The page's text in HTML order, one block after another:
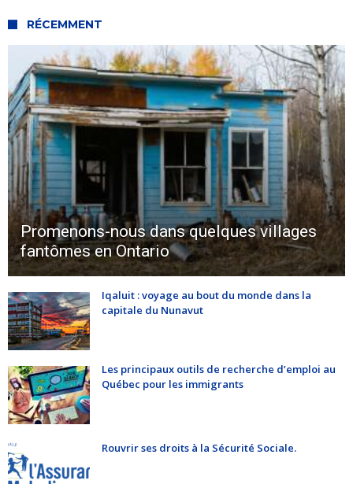
RÉCEMMENT
Promenons-nous dans quelques villages
fantômes en Ontario
Iqaluit : voyage au bout du monde dans la
capitale du Nunavut
Les principaux outils de recherche d’emploi au
Québec pour les immigrants
Rouvrir ses droits à la Sécurité Sociale.